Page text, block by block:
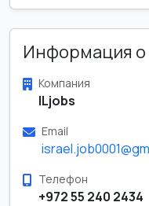
Информация о
Компания
ILjobs
Email
Телефон
+972 55 240 2434